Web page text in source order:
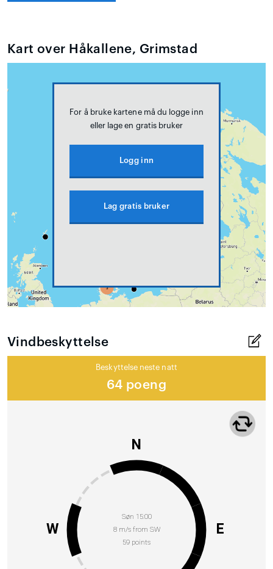
Kart over Håkallene, Grimstad
For å bruke kartene må du logge inn
eller lage en gratis bruker
Logg inn
Lag gratis bruker
Vindbeskyttelse
Beskyttelse neste natt
64 poeng
Søn 15:00
8 m/s from SW
59 points
N
E
W